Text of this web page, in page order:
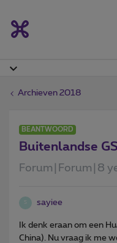
Archieven 2018
BEANTWOORD
Buitenlandse
Forum|Forum|8
S sayiee
Ik denk eraan om een
China). Nu vraag ik me